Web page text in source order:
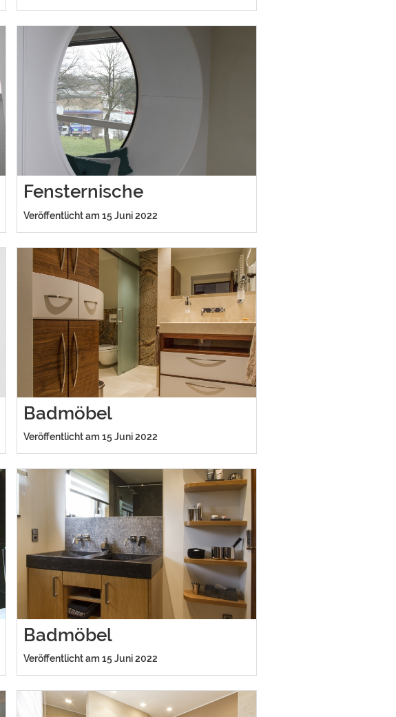
Fensternische
Veröffentlicht am 15 Juni 2022
Badmöbel
Veröffentlicht am 15 Juni 2022
Badmöbel
Veröffentlicht am 15 Juni 2022